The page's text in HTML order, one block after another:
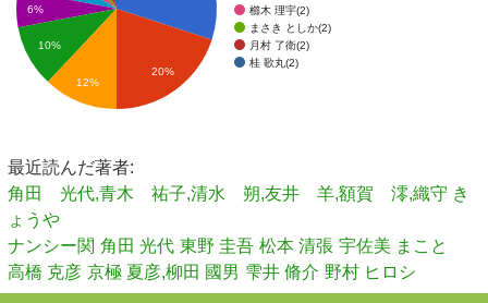
櫛木 理宇(2)
まさき としか(2)
月村 了衛(2)
桂 歌丸(2)
6%
10%
12%
20%
最近読んだ著者:
角田 光代,青木 祐子,清水 朔,友井 羊,額賀 澪,織守 き
ょうや
ナンシー関 角田 光代 東野 圭吾 松本 清張 宇佐美 まこと
高橋 克彦 京極 夏彦,柳田 國男 雫井 脩介 野村 ヒロシ